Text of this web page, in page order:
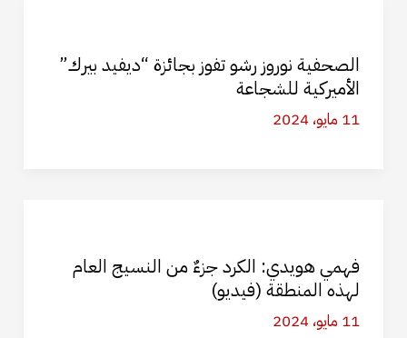
الصحفية نوروز رشو تفوز بجائزة “ديفيد بيرك”
الأميركية للشجاعة
11 مايو، 2024
فهمي هويدي: الكرد جزءٌ من النسيج العام
لهذه المنطقة (فيديو)
11 مايو، 2024